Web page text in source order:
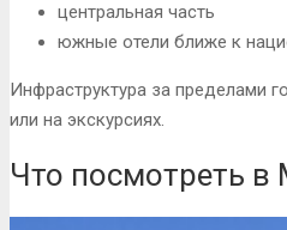
центральная часть
южные отели ближе к
Инфраструктура за пределами
или на экскурсиях.
Что посмотреть